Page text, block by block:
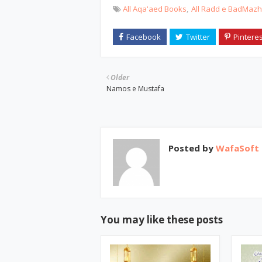
All Aqa'aed Books All Radd e
Older
Namos e Mustafa
Posted by WafaSoft
You may like these posts